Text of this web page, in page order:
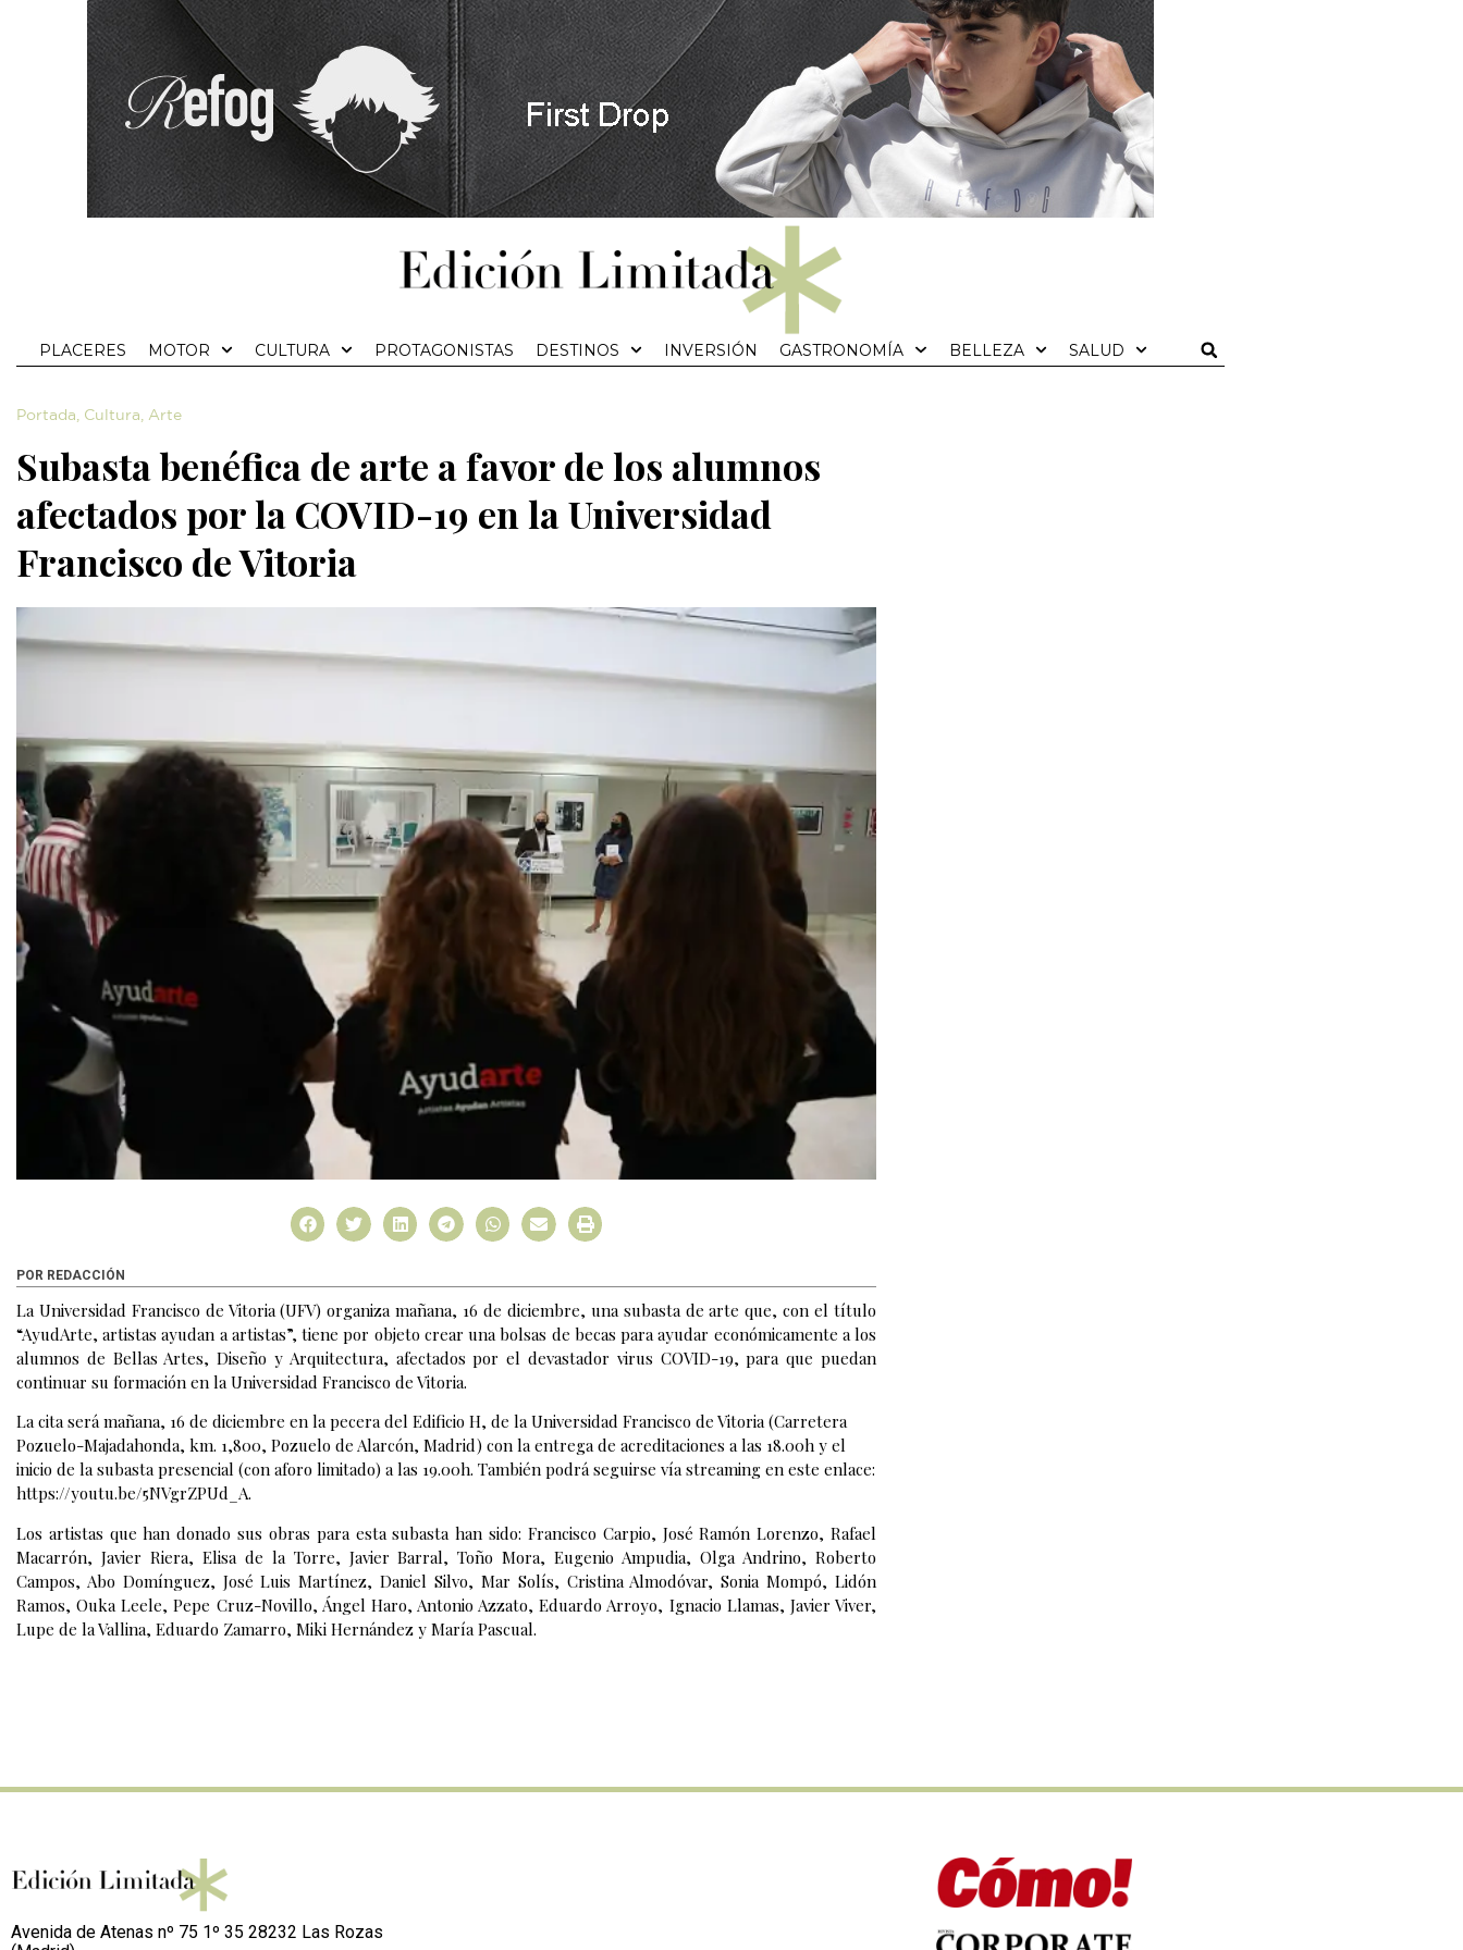
PLACERES MOTOR CULTURA PROTAGONISTAS DESTINOS INVERSIÓN GASTRONOMÍA BELLEZA SALUD
Portada Cultura Arte
Subasta benéfica de arte a favor de los alumnos
afectados por la COVID-19 en la Universidad
Francisco de Vitoria
POR REDACCIÓN
La Universidad Francisco de Vitoria (UFV) organiza mañana, 16 de diciembre, una subasta de arte que, con el título
“AyudArte, artistas ayudan a artistas”, tiene por objeto crear una bolsas de becas para ayudar económicamente a los
alumnos de Bellas Artes, Diseño y Arquitectura, afectados por el devastador virus COVID-19, para que puedan
continuar su formación en la Universidad Francisco de Vitoria.
La cita será mañana, 16 de diciembre en la pecera del Edificio H, de la Universidad Francisco de Vitoria (Carretera
Pozuelo-Majadahonda, km. 1,800, Pozuelo de Alarcón, Madrid) con la entrega de acreditaciones a las 18.00h y el
inicio de la subasta presencial (con aforo limitado) a las 19.00h. También podrá seguirse vía streaming en este enlace:
https://youtu.be/5NVgrZPUd_A.
Los artistas que han donado sus obras para esta subasta han sido: Francisco Carpio, José Ramón Lorenzo, Rafael
Macarrón, Javier Riera, Elisa de la Torre, Javier Barral, Toño Mora, Eugenio Ampudia, Olga Andrino, Roberto
Campos, Abo Domínguez, José Luis Martínez, Daniel Silvo, Mar Solís, Cristina Almodóvar, Sonia Mompó, Lidón
Ramos, Ouka Leele, Pepe Cruz-Novillo, Ángel Haro, Antonio Azzato, Eduardo Arroyo, Ignacio Llamas, Javier Viver,
Lupe de la Vallina, Eduardo Zamarro, Miki Hernández y María Pascual.
Avenida de Atenas nº 75 1º 35 28232 Las Rozas